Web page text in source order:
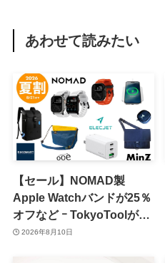
あわせて読みたい
【セール】NOMAD製
Apple Watchバンドが25％
オフなど ｰ TokyoToolが
｢2026 夏割 SUMMER
2026年8月10日